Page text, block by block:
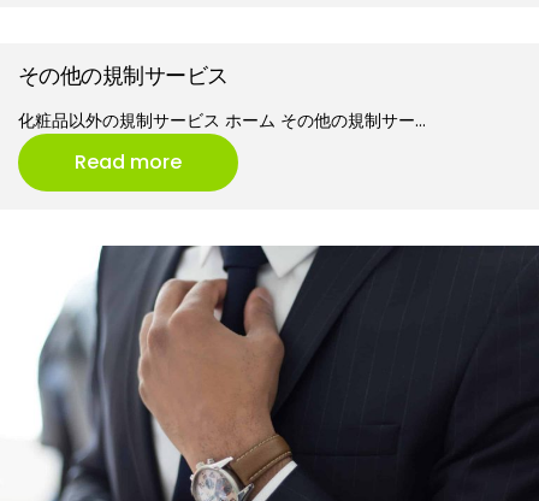
その他の規制サービス
化粧品以外の規制サービス ホーム その他の規制サー…
Read more